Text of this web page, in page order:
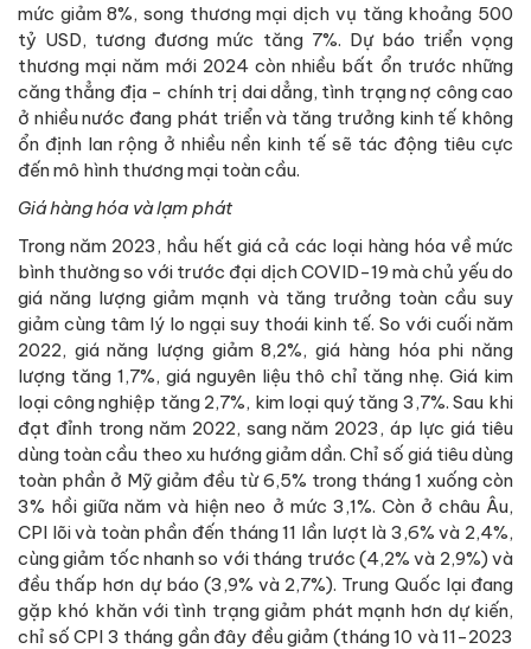
mức giảm 8%, song thương mại dịch vụ tăng khoảng 500
tỷ USD, tương đương mức tăng 7%. Dự báo triển vọng
thương mại năm mới 2024 còn nhiều bất ổn trước những
căng thẳng địa - chính trị dai dẳng, tình trạng nợ công cao
ở nhiều nước đang phát triển và tăng trưởng kinh tế không
ổn định lan rộng ở nhiều nền kinh tế sẽ tác động tiêu cực
đến mô hình thương mại toàn cầu.
Giá hàng hóa và lạm phát
Trong năm 2023, hầu hết giá cả các loại hàng hóa về mức
bình thường so với trước đại dịch COVID-19 mà chủ yếu do
giá năng lượng giảm mạnh và tăng trưởng toàn cầu suy
giảm cùng tâm lý lo ngại suy thoái kinh tế. So với cuối năm
2022, giá năng lượng giảm 8,2%, giá hàng hóa phi năng
lượng tăng 1,7%, giá nguyên liệu thô chỉ tăng nhẹ. Giá kim
loại công nghiệp tăng 2,7%, kim loại quý tăng 3,7%. Sau khi
đạt đỉnh trong năm 2022, sang năm 2023, áp lực giá tiêu
dùng toàn cầu theo xu hướng giảm dần. Chỉ số giá tiêu dùng
toàn phần ở Mỹ giảm đều từ 6,5% trong tháng 1 xuống còn
3% hồi giữa năm và hiện neo ở mức 3,1%. Còn ở châu Âu,
CPI lõi và toàn phần đến tháng 11 lần lượt là 3,6% và 2,4%,
cùng giảm tốc nhanh so với tháng trước (4,2% và 2,9%) và
đều thấp hơn dự báo (3,9% và 2,7%). Trung Quốc lại đang
gặp khó khăn với tình trạng giảm phát mạnh hơn dự kiến,
chỉ số CPI 3 tháng gần đây đều giảm (tháng 10 và 11-2023